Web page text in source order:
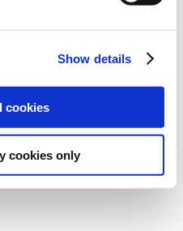
Show details
cookies
cookies only